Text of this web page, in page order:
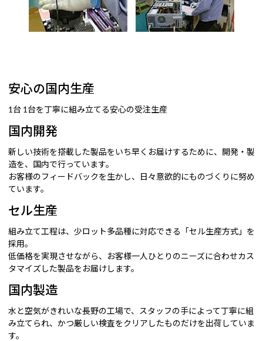
安心の国内生産
1台 1台を丁寧に組み立てる安心の受注生産
国内開発
新しい技術を搭載した製品をいち早くお届けするために、開発・製
造を、国内で行っています。
お客様のフィードバックを生かし、日々意欲的にものづくりに努め
ています。
セル生産
組み立て工程は、少ロット多品種に対応できる「セル生産方式」を
採用。
低価格を実現させながら、お客様一人ひとりのニーズに合わせカス
タマイズした製品をお届けします。
国内製造
水と空気がきれいな長野の工場で、スタッフの手によって丁寧に組
み立てられ、かつ厳しい検査をクリアしたものだけを出荷していま
す。